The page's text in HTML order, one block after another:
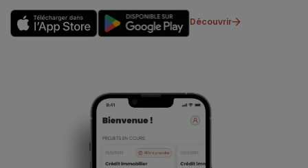
Découvrir